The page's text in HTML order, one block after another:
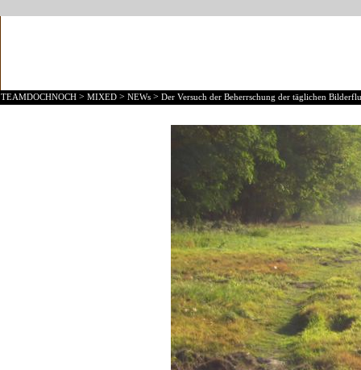
TEAMDOCHNOCH > MIXED > NEWs > Der Versuch der Beherrschung der täglichen